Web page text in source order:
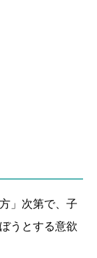
」次第で、子
うとする意欲